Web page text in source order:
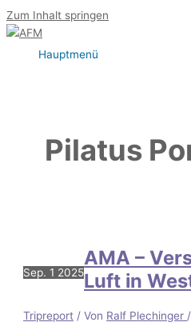
Zum Inhalt springen
Hauptmenü
Pilatus
Sep. 1 2025
AMA –
Luft in
Tripreport / Von Ralf Plechinger /